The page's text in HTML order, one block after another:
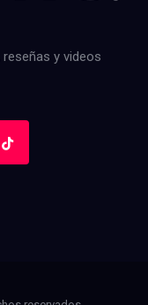
y videos